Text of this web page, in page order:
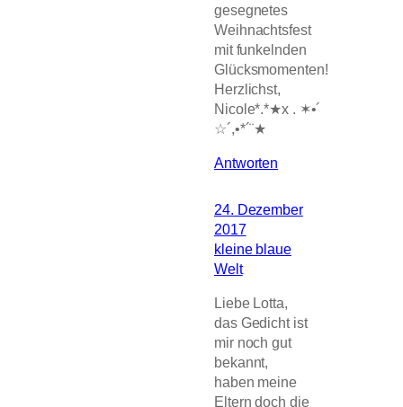
gesegnetes
Weihnachtsfest
mit funkelnden
Glücksmomenten!
Herzlichst,
Nicole*.*★x . ✶•´
☆´,•*´¨★
Antworten
24. Dezember
2017
kleine blaue
Welt
Liebe Lotta,
das Gedicht ist
mir noch gut
bekannt,
haben meine
Eltern doch die